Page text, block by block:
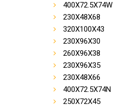
400X72.5X74W
230X48X68
320X100X43
230X96X30
260X96X38
230X96X35
230X48X66
400X72.5X74N
250X72X45